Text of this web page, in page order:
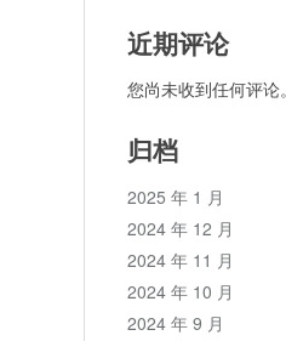
近期评论
您尚未收到任何评论。
归档
2025 年 1 月
2024 年 12 月
2024 年 11 月
2024 年 10 月
2024 年 9 月